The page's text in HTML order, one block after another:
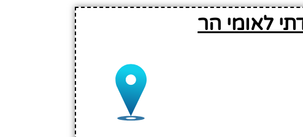
לאומי הר